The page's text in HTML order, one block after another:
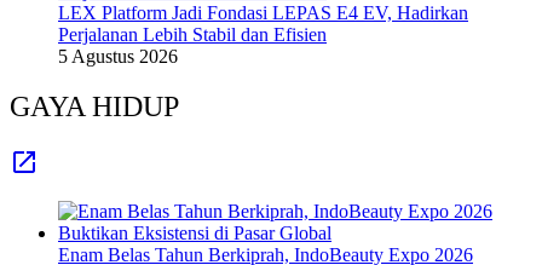
LEX Platform Jadi Fondasi LEPAS E4 EV, Hadirkan
Perjalanan Lebih Stabil dan Efisien
5 Agustus 2026
GAYA HIDUP
Enam Belas Tahun Berkiprah, IndoBeauty Expo 2026